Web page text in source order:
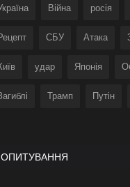
Війна росія
СБУ Атака
удар Японія
Трамп Путін
ОПИТУВАННЯ